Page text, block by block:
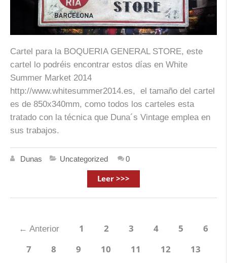
Cartel para la BOQUERIA GENERAL STORE, este
cartel lo podréis encontrar estos días en White
Summer Market 2014
http://www.whitesummer2014.es, el tamaño del cartel
es de 850x340mm, como todos los carteles esta
tratado con la técnica que Duna´s Vintage emplea en
sus trabajos.
Dunas Uncategorized 0
Leer >>>
← Anterior 1 2 3 4 5
6
7
8 9 10 11 12
13